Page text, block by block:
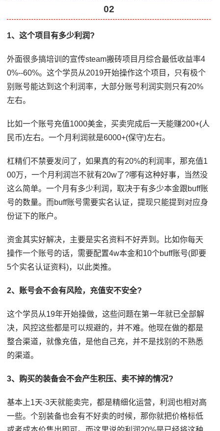
02
1、这个项目有多少利润?
外面很多搞培训的宣传steam搬砖项目月综合最低收益率4
0%--60%。这个学员从2019开始操作这个项目，只有极个
别账号能达到这个利润率，大部分账号利润实则只有20%
左右。
比如一个账号充值1000美金，买卖完成后一天能赚200+(人
民币)左右。一个月利润就是6000+(保守)左右。
杠精们不禁要发问了，如果真的有20%的利润率，那充值1
00万，一个月利润岂不就有20w了?哪有这种好事，当然没
这么简单。一个月有多少利润，取决于有多少本金跟buff账
号的数量。而buff账号需要实名认证，提现只能提到对应身
份证下的账户。
资金其实好解决，主要是实名资料不好弄到。比如你每天
操作一个账号的话，需要配置4w本金和10个buff账号(即要
5个实名认证资料)，以此类推。
2、账号会不会有风险，充值安不安全?
这个学员从19年开始操做，这些问题在第一年就已全部解
决，风控这些都是可以规避的，并不难。他现在做的都是
整合渠道，就像充值，是他自己充，并不是找别的不熟悉
的渠道。
3、购买的装备会不会产生积压、卖不掉的情况?
基本上1天-3天就能卖完，都是精细化运营，利润也相对高
一些。个别装备也会有不好卖的时候，那你就把价格标低